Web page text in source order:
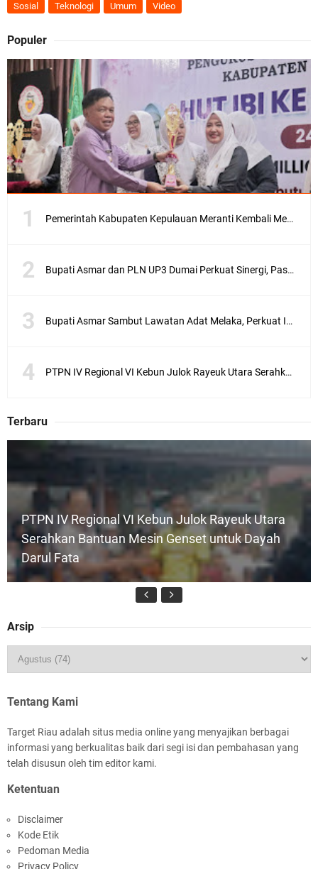
Sosial
Teknologi Umum Video
Populer
Pemerintah Kabupaten Kepulauan Meranti Kembali Merombak 3 Pejabat Eselon III. A Serta III. B
Bupati Asmar dan PLN UP3 Dumai Perkuat Sinergi, Pastikan Layanan Listrik Kepulauan Meranti Semakin Andal
Bupati Asmar Sambut Lawatan Adat Melaka, Perkuat Ikatan Serumpun Indonesia–Malaysia di Kepulauan Meranti
PTPN IV Regional VI Kebun Julok Rayeuk Utara Serahkan Bantuan Mesin Genset untuk Dayah Darul Fata
Terbaru
PTPN IV Regional VI Kebun Julok Rayeuk Utara
Serahkan Bantuan Mesin Genset untuk Dayah
Darul Fata
Jelang Ekspedisi Merah Putih Presisi Polda Riau
Asmar: Kunci Perkuat Ketahanan Pangan
Daerah Kepulauan
Arsip
Tentang Kami
Target Riau adalah situs media online yang menyajikan berbagai
informasi yang berkualitas baik dari segi isi dan pembahasan yang
telah disusun oleh tim editor kami.
Ketentuan
Disclaimer
Kode Etik
Pedoman Media
Privacy Policy